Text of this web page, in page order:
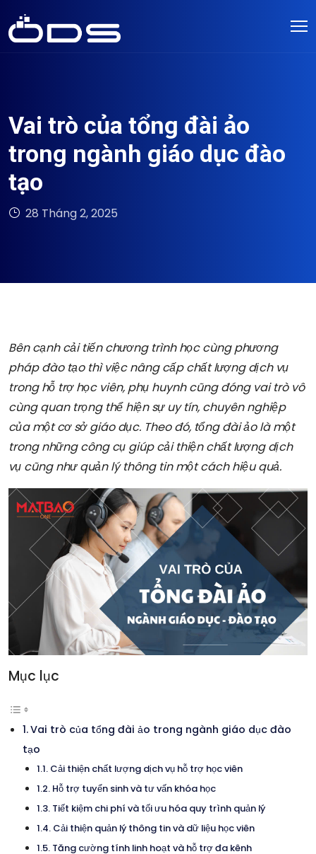
Vai trò của tổng đài ảo
trong ngành giáo dục đào
tạo
28 Tháng 2, 2025
Bên cạnh cải tiến chương trình học cùng phương
pháp đào tạo thì việc nâng cấp chất lượng dịch vụ
trong hỗ trợ học viên, phụ huynh cũng đóng vai trò vô
cùng quan trọng thể hiện sự uy tín, chuyên nghiệp
của một cơ sở giáo dục. Theo đó, tổng đài ảo là một
trong những công cụ giúp cải thiện chất lượng dịch
vụ cũng như quản lý thông tin một cách hiệu quả.
Mục lục
Vai trò của tổng đài ảo trong ngành giáo dục đào
tạo
Cải thiện chất lượng dịch vụ hỗ trợ học viên
Hỗ trợ tuyển sinh và tư vấn khóa học
Tiết kiệm chi phí và tối ưu hóa quy trình quản lý
Cải thiện quản lý thông tin và dữ liệu học viên
Tăng cường tính linh hoạt và hỗ trợ đa kênh